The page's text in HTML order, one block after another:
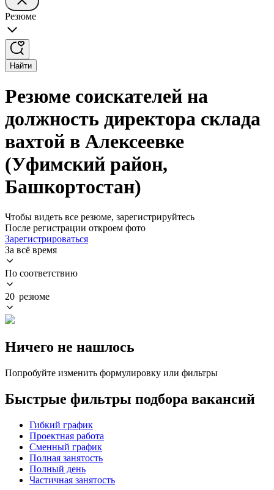
Резюме
Найти
Резюме соискателей на
должность директора склада
вахтой в Алексеевке
(Уфимский район,
Башкортостан)
Чтобы видеть все резюме, зарегистрируйтесь
После регистрации откроем фото
Зарегистрироваться
За всё время
По соответствию
20 резюме
Ничего не нашлось
Попробуйте изменить формулировку или фильтры
Быстрые фильтры подбора вакансий
Гибкий график
Проектная работа
Сменный график
Полная занятость
Полный день
Частичная занятость